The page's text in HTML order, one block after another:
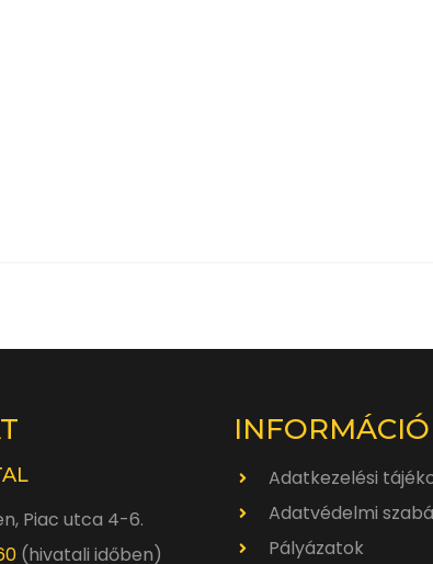
Piac utca 4-6.
(hivatali időben)
Adatkezelési
Adatvédelmi
Pályázatok